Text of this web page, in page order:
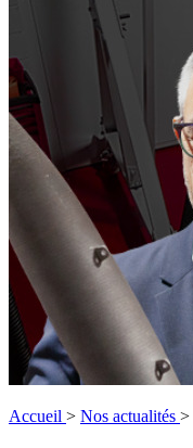
Accueil > Nos actualités >